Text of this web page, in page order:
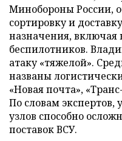
Минобороны России,
сортировку и
назначения,
беспилотников.
атаку «тяжелой».
названы
«Новая почта»,
По словам
узлов способно
поставок ВСУ.